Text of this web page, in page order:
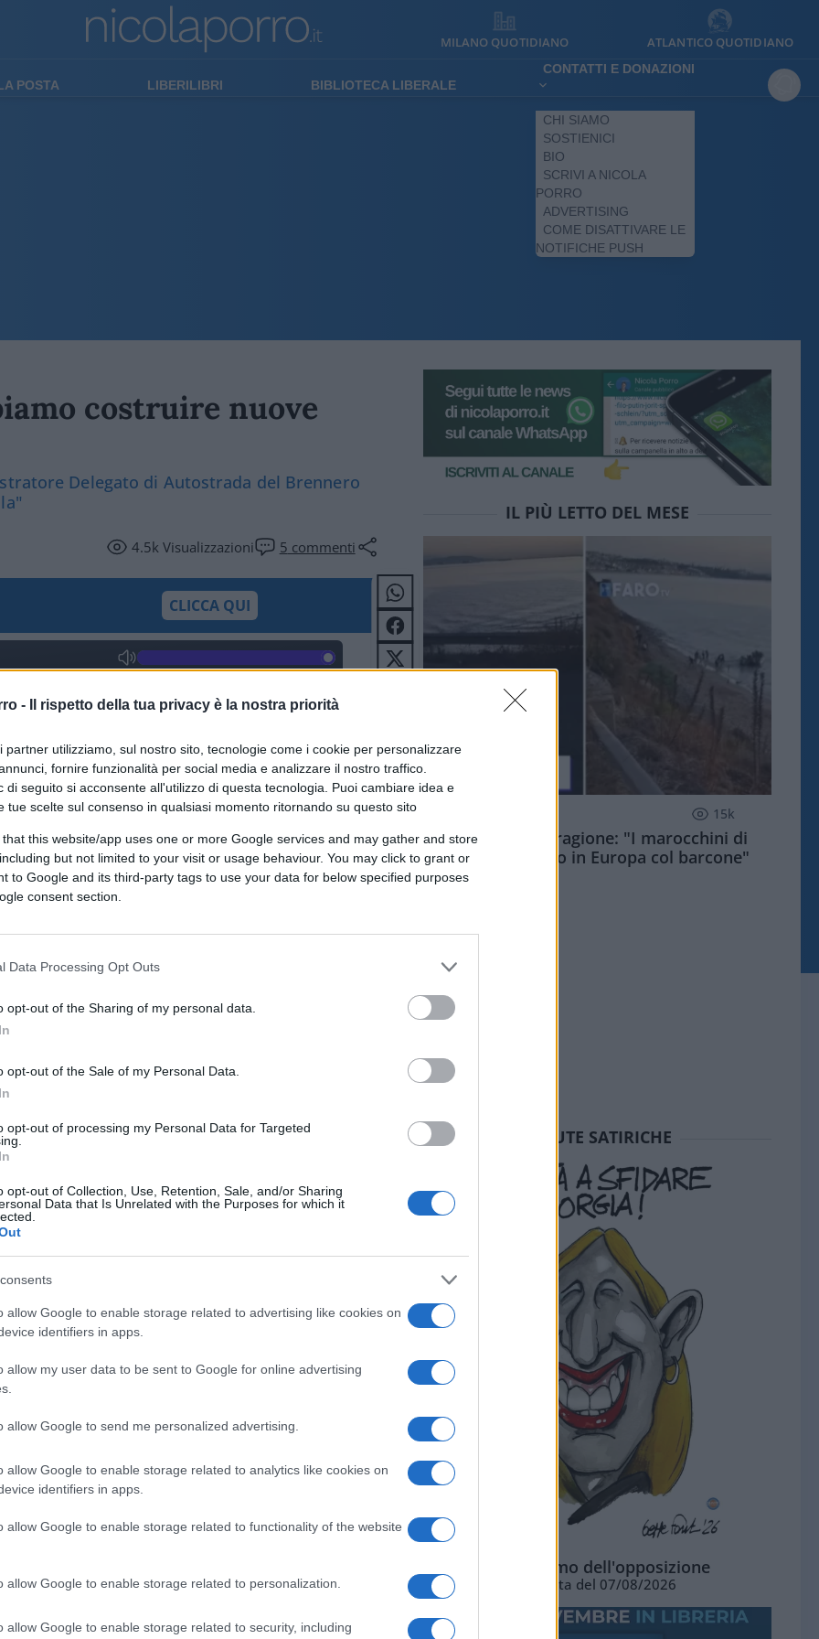
- Il rispetto della tua privacy è la nostra priorità
partner utilizziamo, sul nostro sito, tecnologie come i cookie per personalizzare
fornire funzionalità per social media e analizzare il nostro traffico.
di seguito si acconsente all'utilizzo di questa tecnologia. Puoi cambiare idea e
tue scelte sul consenso in qualsiasi momento ritornando su questo sito
that this website/app uses one or more Google services and may gather and store
but not limited to your visit or usage behaviour. You may click to grant or
to Google and its third-party tags to use your data for below specified purposes
consent section.
Data Processing Opt Outs
opt-out of the Sharing of my personal data.
opt-out of the Sale of my Personal Data.
opt-out of processing my Personal Data for Targeted
opt-out of Collection, Use, Retention, Sale, and/or Sharing
Data that Is Unrelated with the Purposes for which it
allow Google to enable storage related to advertising like cookies on
identifiers in apps.
allow my user data to be sent to Google for online advertising
allow Google to send me personalized advertising.
allow Google to enable storage related to analytics like cookies on
identifiers in apps.
allow Google to enable storage related to functionality of the website
allow Google to enable storage related to personalization.
allow Google to enable storage related to security, including
MILANO QUOTIDIANO ATLANTICO QUOTIDIANO
POSTA LIBERILIBRI BIBLIOTECA LIBERALE
CONTATTI E DONAZIONI
CHI SIAMO
SOSTIENICI
BIO
SCRIVI A NICOLA
PORRO
ADVERTISING
COME DISATTIVARE LE
NOTIFICHE PUSH
costruire nuove
Delegato di Autostrada del Brennero
4.5kVisualizzazioni 5 commenti
CLICCA QUI
Delegato di Autostrada del Brennero
2023
l’Italia debba superare timori e ritrosie
stradali. “Oggi abbiamo necessità
con coraggio: dobbiamo fare
7.000 km di autostrade, la Germania ne
noi abbiamo necessità di aumentare
come, di fatto, il nostro Paese
della rete autostradale.
essere nuovi investimentie allo
di manutenzione, che sarà facilitata se
di un percorso di sviluppo
ricordiamo la digitalizzazione, che
a zero il tasso di mortalità. Significa
avere anche più automezzi all’interno
ai nostri microfoni, citando anche il
più strategico dell’intermodalità.
su gomma, su rotaia e su acqua.
IL PIÙ LETTO DEL MESE
15k
Meloni aveva ragione: "I marocchini di
Ceuta sbarcano in Europa col barcone"
SEDUTE SATIRICHE
L'ottimismo dell'opposizione
Vignetta del 07/08/2026